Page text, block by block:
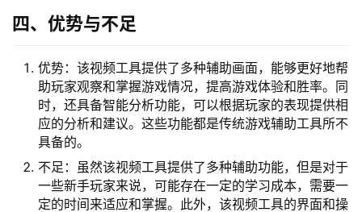
四、优势与不足
优势：该视频工具提供了多种辅助画面，能够更好地帮
助玩家观察和掌握游戏情况，提高游戏体验和胜率。同
时，还具备智能分析功能，可以根据玩家的表现提供相
应的分析和建议。这些功能都是传统游戏辅助工具所不
具备的。
不足：虽然该视频工具提供了多种辅助功能，但是对于
一些新手玩家来说，可能存在一定的学习成本，需要一
定的时间来适应和掌握。此外，该视频工具的界面和操